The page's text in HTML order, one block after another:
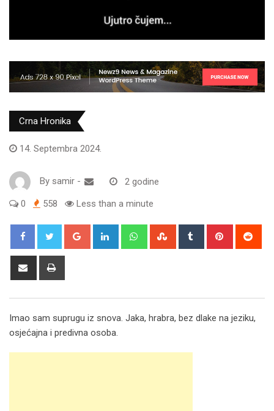
Crna Hronika
14. Septembra 2024.
By samir - 2 godine
0 558 Less than a minute
Google+ LinkedIn WhatsappStumbleUpon
Tumblr Pinterest
Share
Imao sam suprugu iz snova. Jaka, hrabra, bez dlake na jeziku,
osjećajna i predivna osoba.